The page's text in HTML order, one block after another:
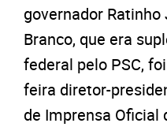
governador
Branco, que era
federal pelo PSC,
feira diretor-
de Imprensa Oficial